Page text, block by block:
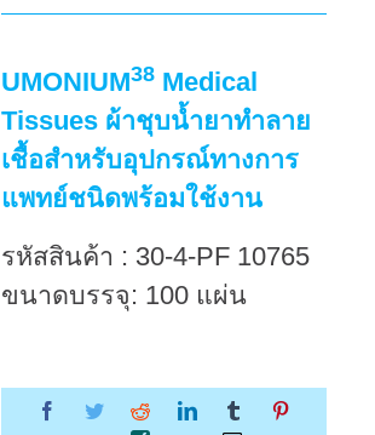
UMONIUM38 Medical
Tissues ผ้าชุบน้ำยาทำลาย
เชื้อสำหรับอุปกรณ์ทางการ
แพทย์ชนิดพร้อมใช้งาน
รหัสสินค้า : 30-4-PF 10765
ขนาดบรรจุ: 100 แผ่น